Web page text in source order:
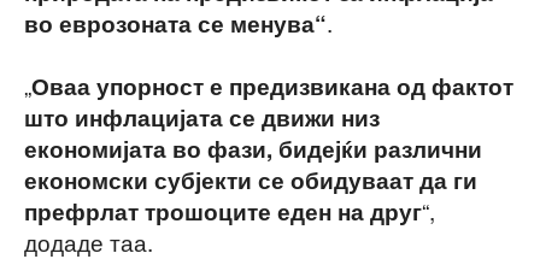
во еврозоната се менува“.
„Оваа упорност е предизвикана од фактот
што инфлацијата се движи низ
економијата во фази, бидејќи различни
економски субјекти се обидуваат да ги
префрлат трошоците еден на друг“,
додаде таа.